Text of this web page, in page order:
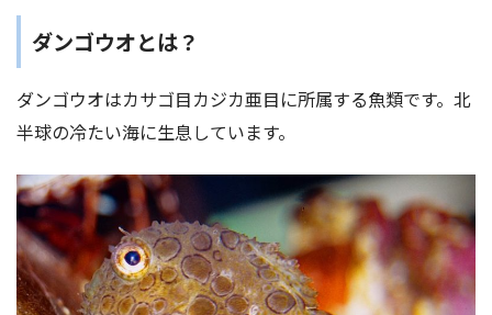
ダンゴウオとは？
ダンゴウオはカサゴ目カジカ亜目に所属する魚類です。北
半球の冷たい海に生息しています。